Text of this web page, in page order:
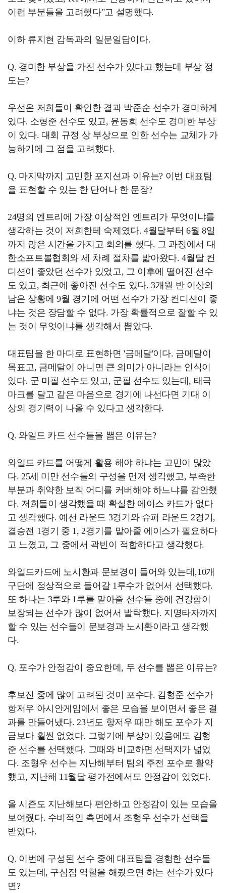
이런 부분들을 고려했다"고 설명했다.
이하 류지현 감독과의 일문일답이다.
Q. 경미한 부상을 가진 선수가 있다고 했는데 부상 정
도는?
우선은 저희들이 확인한 결과 박준순 선수가 경미하게
있다. 소형준 선수도 있고, 윤동희 선수도 경미한 부상
이 있다. 대회 규정 상 부상으로 인한 선수는 교체가 가
능하기에 그 점을 고려했다.
Q. 마지막까지 고민한 포지션과 이유는? 이번 대표팀
을 표현할 수 있는 한 단어나 한 문장?
24명의 엔트리에 가장 이상적인 엔트리가 무엇이냐를
생각하는 것이 저희한테 숙제였다. 4월달부터 6월 8일
까지 많은 시간을 가지고 회의를 했다. 그 과정에서 대
한소프트볼협회와 세 차례 절차를 밟아왔다. 4월달 컨
디션이 좋았던 선수가 있었고, 그 이후에 떨어진 선수
도 있고, 최근에 좋아진 선수도 있다. 3개월 반 이상의
남은 상황에 9월 경기에 어떤 선수가 가장 컨디션이 좋
냐는 것은 장담할 수 없다. 가장 확률적으로 잘할 수 있
는 것이 무엇이냐를 생각해서 뽑았다.
대표팀을 한 마디로 표현하면 '금메달'이다. 금메달이
목표고, 금메달이 아니면 큰 의미가 아니라는 인식이
있다. 군 미필 선수도 있고, 군필 선수도 있는데, 태극
마크를 달고 같은 마음으로 경기에 나선다면 기대 이
상의 경기력이 나올 수 있다고 생각한다.
Q. 와일드 카드 선수들을 뽑은 이유는?
와일드 카드를 어떻게 활용 해야 하냐는 고민이 많았
다. 25세 미만 선수들의 구성을 먼저 생각했고, 부족한
부분과 취약한 보직 어디를 커버해야 하느냐를 감안했
다. 저희들이 생각했을 때 확실한 에이스 카드가 없다
고 생각했다. 예선 라운드 3경기와 슈퍼 라운드 2경기,
결승전 1경기 중 1, 2경기를 맡아줄 에이스가 필요하다
고 느꼈고, 그 중에서 곽빈이 적합하다고 생각했다.
와일드카드에 노시환과 문보경이 들어와 있는데,10개
구단에 정상적으로 들어갈 1루수가 없어서 선택했다.
또 하나는 3루와 1루를 맡아줄 선수들 중에 건강함이
보장되는 선수가 많이 없어서 발탁했다. 지명타자까지
할 수 있는 선수들이 문보경과 노시환이라고 생각했
다.
Q. 포수가 안정감이 중요한데, 두 선수를 뽑은 이유는?
후보진 중에 많이 고려된 것이 포수다. 김형준 선수가
항저우 아시안게임에서 좋은 모습을 보이면서 좋은 결
과를 만들어냈다. 23년도 항저우 때만 해도 포수가 지
금보다 훨씬 없었다. 그렇기에 부상이 있음에도 김형
준 선수를 선택했다. 그때와 비교하면 선택지가 넓었
다. 조형우 선수는 지난해부터 팀의 주전 포수로 활약
했고, 지난해 11월달 평가전에서도 안정감이 있었다.
올 시즌도 지난해보다 편안하고 안정감이 있는 모습을
보여줬다. 수비적인 측면에서 조형우 선수가 선택을
받았다.
Q. 이번에 구성된 선수 중에 대표팀을 경험한 선수들
도 있는데, 구심점 역할을 해줬으면 하는 선수가 있다
면?